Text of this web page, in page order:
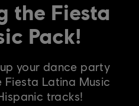
the Fiesta
Pack!
your dance party
Latina Music
tracks!